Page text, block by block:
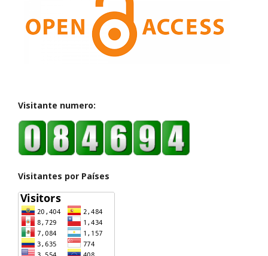
Visitante numero:
Visitantes por Países